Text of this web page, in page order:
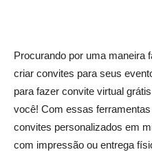
Procurando por uma maneira
criar convites para seus
para fazer convite virtual
você! Com essas
convites personalizados em
com impressão ou entrega